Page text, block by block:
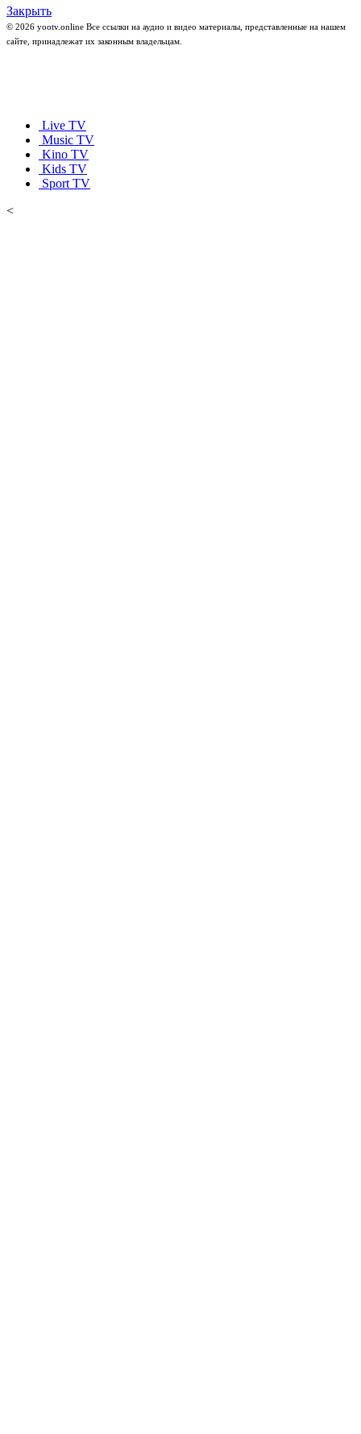
Закрыть
© 2026 yootv.online Все ссылки на аудио и видео материалы, представленные на нашем
сайте, принадлежат их законным владельцам.
Live TV
Music TV
Kino TV
Kids TV
Sport TV
<